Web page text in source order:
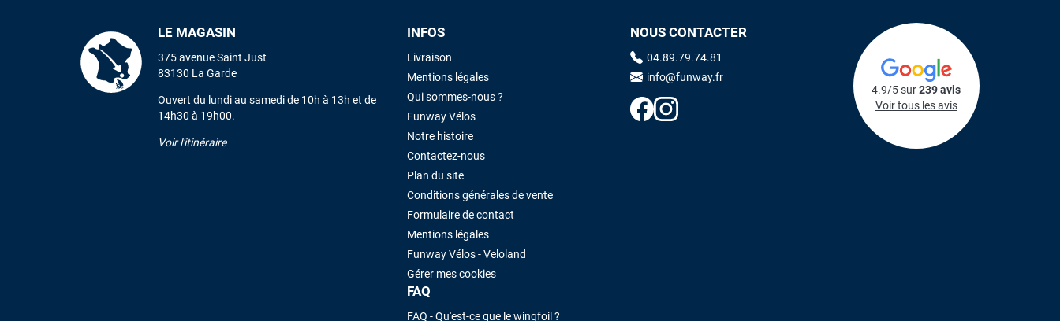
LE MAGASIN
375 avenue Saint Just
83130 La Garde
Ouvert du lundi au samedi de 10h à 13h et de
14h30 à 19h00.
Voir l'itinéraire
INFOS
Livraison
Mentions légales
Qui sommes-nous ?
Funway Vélos
Notre histoire
Contactez-nous
Plan du site
Conditions générales de vente
Formulaire de contact
Mentions légales
Funway Vélos - Veloland
Gérer mes cookies
FAQ
FAQ - Qu'est-ce que le wingfoil ?
NOUS CONTACTER
04.89.79.74.81
info@funway.fr
4.9/5 sur239 avis
Voir tous les avis
Maronui RICHMOND
il y a 3 mois
J'ai acheté une voile d'occasion depuis Tahiti. Super service. L'envoi a
été rapide. La voile est arrivée en super état. Mauruuru roa.
VOIR TOUS LES AVIS